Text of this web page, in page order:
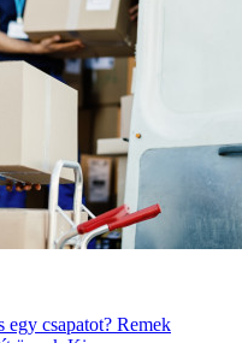
egy csapatot? Remek